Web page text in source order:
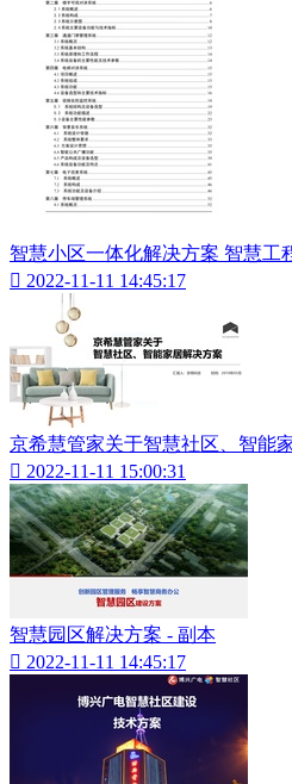
智慧小区一体化解决方案 智慧工
 2022-11-11 14:45:17
京希慧管家关于智慧社区、智能
 2022-11-11 15:00:31
智慧园区解决方案 - 副本
 2022-11-11 14:45:17